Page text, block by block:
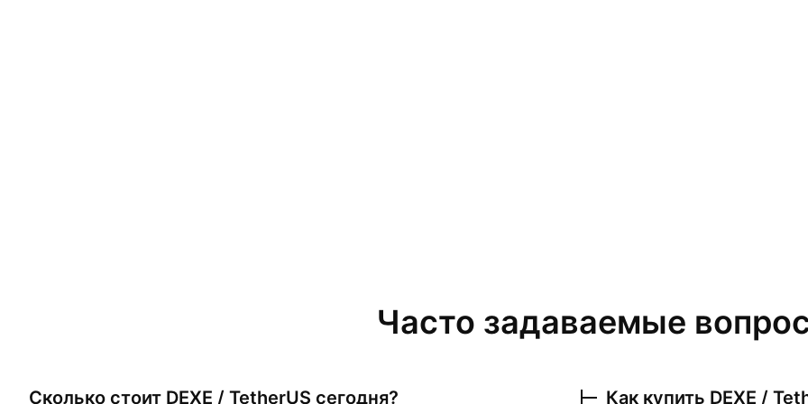
Часто задаваемые
Сколько стоит DEXE / TetherUS сегодня? Как купить DEXE /